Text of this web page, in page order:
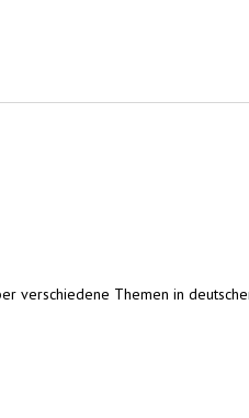
verschiedene Themen in